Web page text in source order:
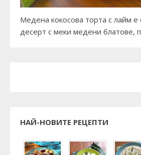
Медена кокосова торта с лайм
десерт с меки медени блатове,
НАЙ-НОВИТЕ РЕЦЕПТИ